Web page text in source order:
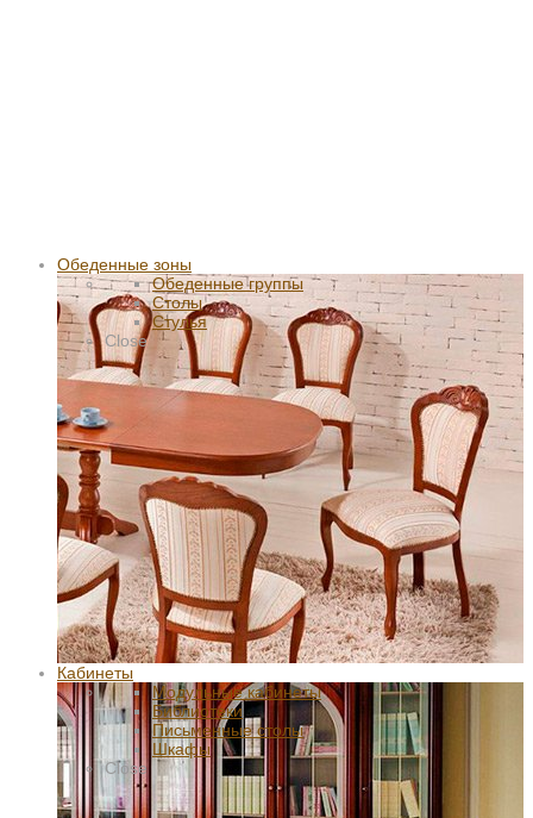
Обеденные зоны
Обеденные группы
Столы
Стулья
Close
Кабинеты
Модульные кабинеты
Библиотеки
Письменные столы
Шкафы
Close